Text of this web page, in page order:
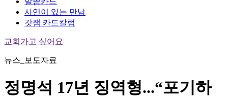
사연이 있는 만남
갓잼 카드칼럼
교회가고 싶어요
뉴스_보도자료
정명석 17년 징역형...“포기하